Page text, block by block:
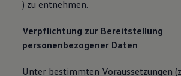
) zu entnehmen.
Verpflichtung zur Bereitstellung
personenbezogener Daten
Unter bestimmten Voraussetzungen